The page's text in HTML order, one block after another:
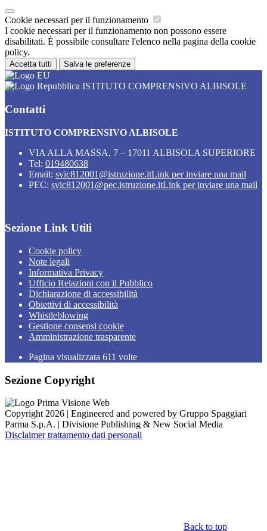
Cookie necessari per il funzionamento
I cookie necessari per il funzionamento non possono essere
disabilitati. È possibile consultare l'elenco nella pagina della cookie
policy.
Accetta tutti Salva le preferenze
ISTITUTO COMPRENSIVO ALBISOLE
Contatti
ISTITUTO COMPRENSIVO ALBISOLE
VIA ALLA MASSA, 7 – 17011 ALBISOLA SUPERIORE
Tel: 019480638
Email: svic812001@istruzione.itLink per inviare una mail
PEC: svic812001@pec.istruzione.itLink per inviare una mail
Sezione Link Utili
Cookie policy
Note legali
Informativa Privacy
Ufficio Relazioni con il Pubblico
Dichiarazione di accessibilità
Obiettivi di accessibilità
Whistleblowing
Gestione consensi cookie
Amministrazione trasparente
Pagina visualizzata 611 volte
Sezione Copyright
Copyright 2026 | Engineered and powered by Gruppo Spaggiari
Parma S.p.A. | Divisione Publishing & New Social Media
Disclaimer trattamento dati personali
Back to top